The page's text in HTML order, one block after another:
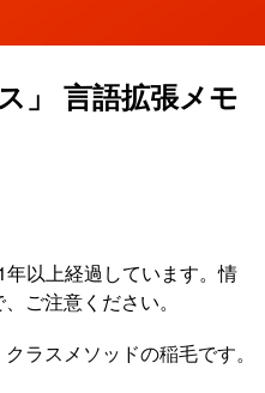
」 言語拡張メモ
以上経過しています。情
ご注意ください。
ラスメソッドの稲毛です。